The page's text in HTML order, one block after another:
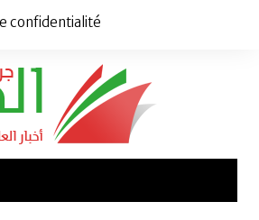
confidentialité